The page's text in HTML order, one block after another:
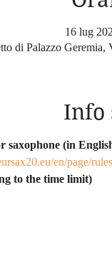
16 lug
di Palazzo
Info
saxophone (in
en/page/
to the time limit)